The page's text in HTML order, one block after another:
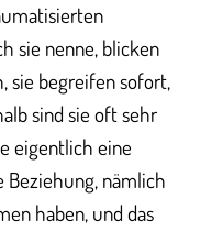
sie nenne, blicken
sie begreifen sofort,
sind sie oft sehr
eigentlich eine
Beziehung, nämlich
haben, und das